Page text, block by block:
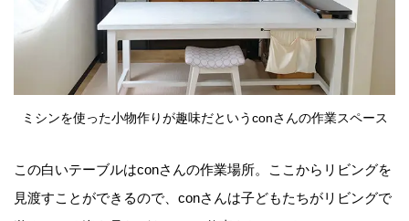
ミシンを使った小物作りが趣味だというconさんの作業スペース
この白いテーブルはconさんの作業場所。ここからリビングを
見渡すことができるので、conさんは子どもたちがリビングで